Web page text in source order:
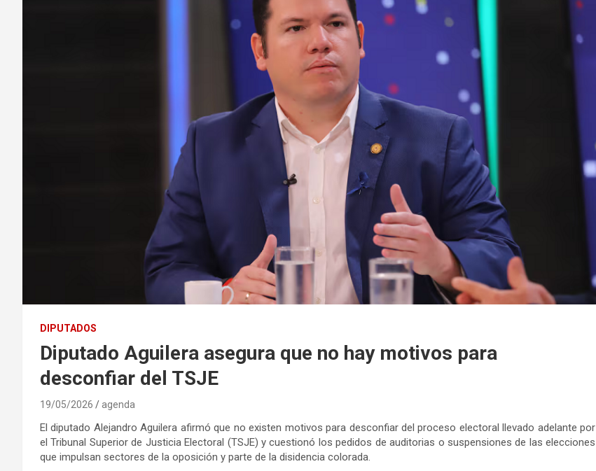
DIPUTADOS
Diputado Aguilera asegura que no hay motivos para
desconfiar del TSJE
19/05/2026 agenda
El diputado Alejandro Aguilera afirmó que no existen motivos para desconfiar del proceso electoral llevado adelante por
el Tribunal Superior de Justicia Electoral (TSJE) y cuestionó los pedidos de auditorias o suspensiones de las elecciones
que impulsan sectores de la oposición y parte de la disidencia colorada.